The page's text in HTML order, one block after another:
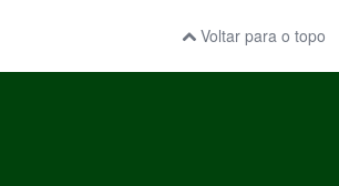
Voltar para o topo